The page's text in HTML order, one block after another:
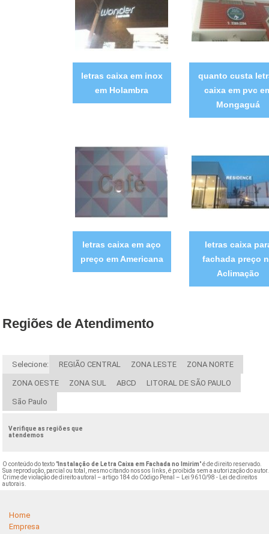
letras caixa em inox
em Holambra
quanto custa
caixa em pvc
Mongaguá
letras caixa em aço
preço em Americana
letras caixa
fachada preço
Aclimação
Regiões de Atendimento
Selecione: REGIÃO CENTRAL ZONA LESTE ZONA NORTE
ZONA OESTE ZONA SUL ABCD LITORAL DE SÃO PAULO
São Paulo
Verifique as regiões que
atendemos
O conteúdo do texto " Instalação de Letra Caixa em Fachada no Imirim" é de direito reservado.
Sua reprodução, parcial ou total, mesmo citando nossos links, é proibida sem a autorização do autor.
Crime de violação de direito autoral – artigo 184 do Código Penal –
Lei 9610/98 - Lei de direitos
autorais
Home
Empresa